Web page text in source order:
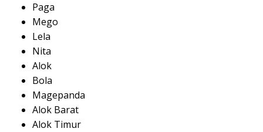
Paga
Mego
Lela
Nita
Alok
Bola
Magepanda
Alok Barat
Alok Timur